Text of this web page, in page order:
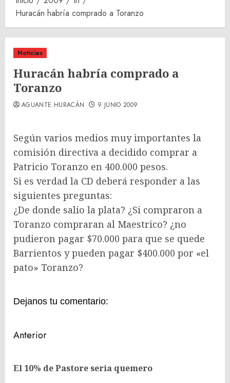
Huracán habría comprado a Toranzo
Noticias
Huracán habría comprado a
Toranzo
AGUANTE HURACÁN 9 JUNIO 2009
Según varios medios muy importantes la
comisión directiva a decidido comprar a
Patricio Toranzo en 400.000 pesos.
Si es verdad la CD deberá responder a las
siguientes preguntas:
¿De donde salio la plata? ¿Si compraron a
Toranzo compraran al Maestrico? ¿no
pudieron pagar $70.000 para que se quede
Barrientos y pueden pagar $400.000 por «el
pato» Toranzo?
Dejanos tu comentario:
Navegación
entradas
Anterior
El 10% de Pastore seria quemero